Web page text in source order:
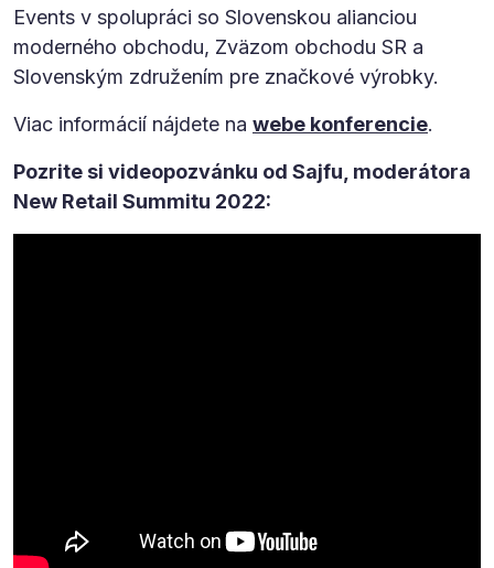
Events v spolupráci so Slovenskou alianciou
moderného obchodu, Zväzom obchodu SR a
Slovenským združením pre značkové výrobky.
Viac informácií nájdete na webe konferencie.
Pozrite si videopozvánku od Sajfu, moderátora
New Retail Summitu 2022: